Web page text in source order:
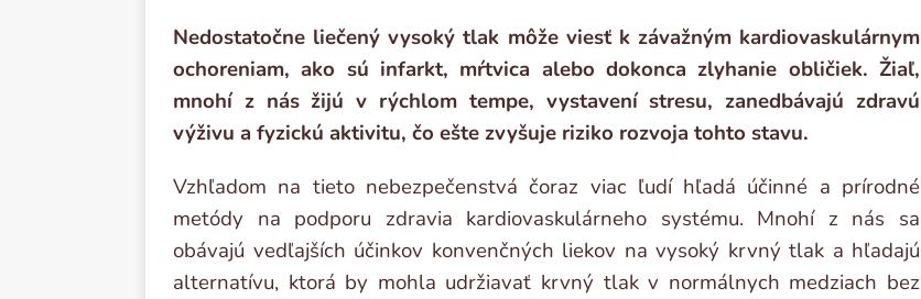
Nedostatočne liečený vysoký tlak môže viesť k závažným kardiovaskulárnym
ochoreniam, ako sú infarkt, mŕtvica alebo dokonca zlyhanie obličiek. Žiaľ,
mnohí z nás žijú v rýchlom tempe, vystavení stresu, zanedbávajú zdravú
výživu a fyzickú aktivitu, čo ešte zvyšuje riziko rozvoja tohto stavu.
Vzhľadom na tieto nebezpečenstvá čoraz viac ľudí hľadá účinné a prírodné
metódy na podporu zdravia kardiovaskulárneho systému. Mnohí z nás sa
obávajú vedľajších účinkov konvenčných liekov na vysoký krvný tlak a hľadajú
alternatívu, ktorá by mohla udržiavať krvný tlak v normálnych medziach bez